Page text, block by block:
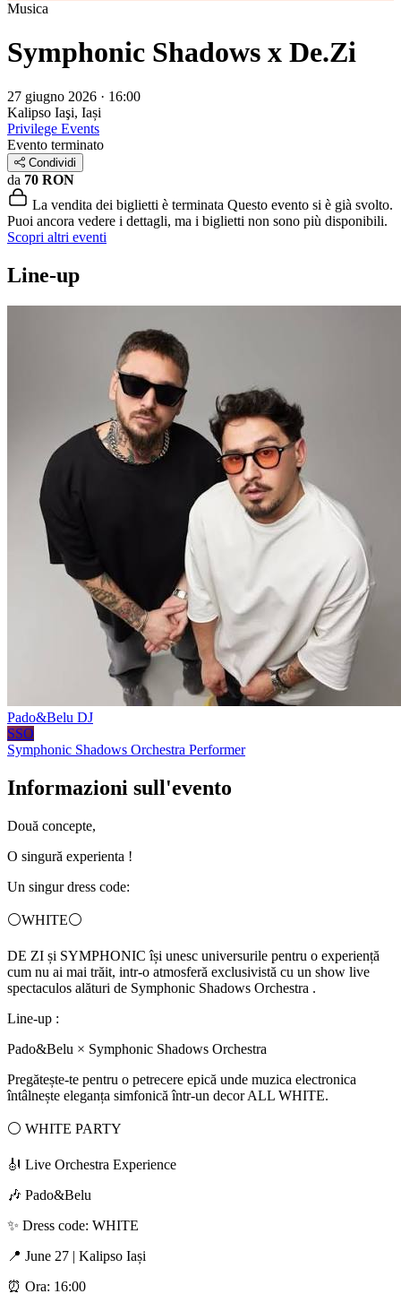
Musica
Symphonic Shadows x De.Zi
27 giugno 2026 · 16:00
Kalipso Iaşi, Iași
Privilege Events
Evento terminato
Condividi
da 70 RON
La vendita dei biglietti è terminata Questo evento si è già svolto.
Puoi ancora vedere i dettagli, ma i biglietti non sono più disponibili.
Scopri altri eventi
Line-up
Pado&Belu DJ
SSO
Symphonic Shadows Orchestra Performer
Informazioni sull'evento
Două concepte,
O singură experienta !
Un singur dress code:
⚪️WHITE⚪
DE ZI și SYMPHONIC își unesc universurile pentru o experiență
cum nu ai mai trăit, intr-o atmosferă exclusivistă cu un show live
spectaculos alături de Symphonic Shadows Orchestra .
Line-up :
Pado&Belu × Symphonic Shadows Orchestra
Pregătește-te pentru o petrecere epică unde muzica electronica
întâlnește eleganța simfonică într-un decor ALL WHITE.
⚪ WHITE PARTY
🎻 Live Orchestra Experience
🎶 Pado&Belu
✨ Dress code: WHITE
📍 June 27 | Kalipso Iași
⏰ Ora: 16:00